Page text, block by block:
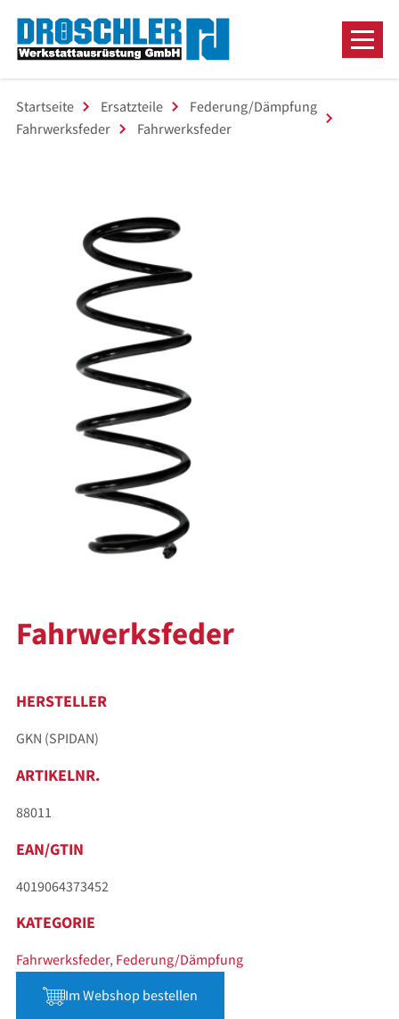
Startseite Ersatzteile
Federung/Dämpfung
Fahrwerksfeder
Fahrwerksfeder
Fahrwerksfeder
HERSTELLER
GKN (SPIDAN)
ARTIKELNR.
88011
EAN/GTIN
4019064373452
KATEGORIE
Fahrwerksfeder, Federung/Dämpfung
Im Webshop bestellen